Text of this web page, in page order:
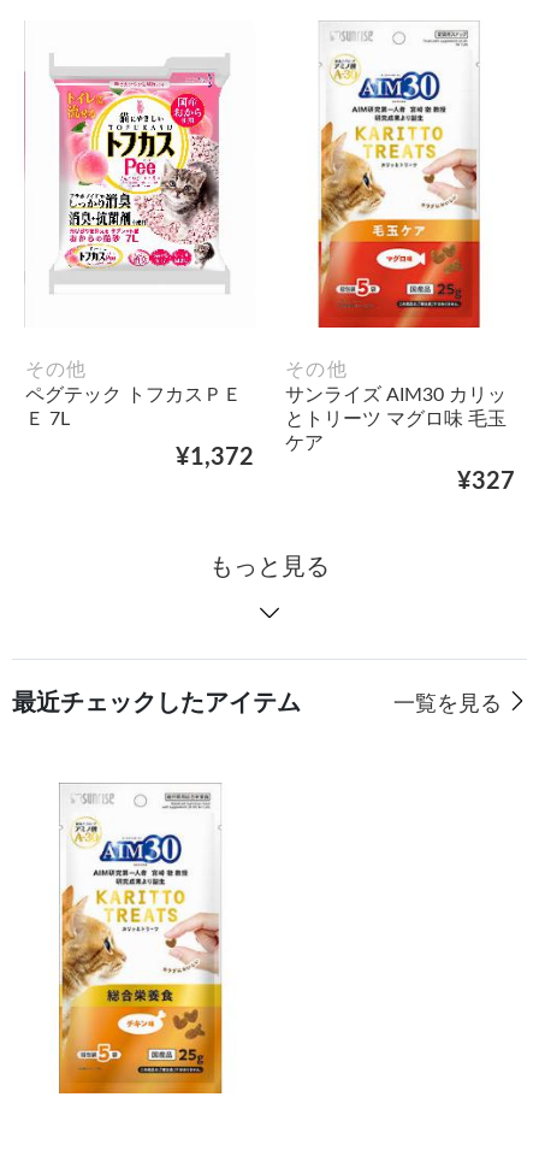
その他
ペグテック トフカスＰＥ
Ｅ 7L
¥1,372
その他
サンライズ AIM30 カリッ
とトリーツ マグロ味 毛玉
ケア
¥327
もっと見る
最近チェックしたアイテム 一覧を見る